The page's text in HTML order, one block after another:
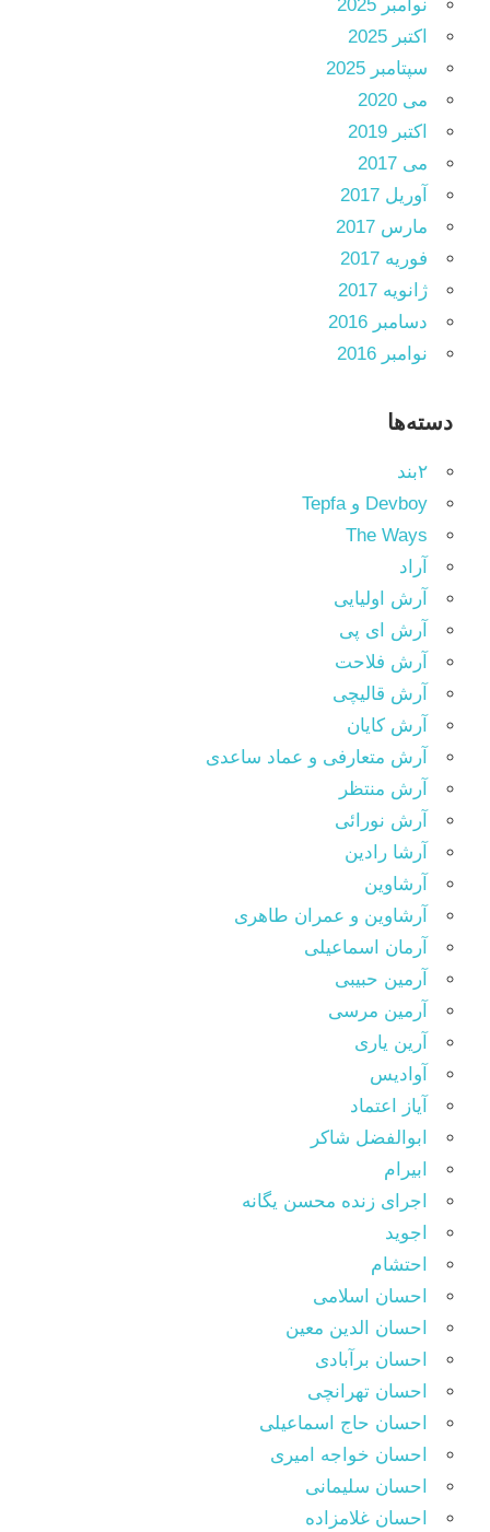
نوامبر 2025
اکتبر 2025
سپتامبر 2025
می 2020
اکتبر 2019
می 2017
آوریل 2017
مارس 2017
فوریه 2017
ژانویه 2017
دسامبر 2016
نوامبر 2016
دسته‌ها
۲بند
Devboy و Tepfa
The Ways
آراد
آرش اولیایی
آرش ای پی
آرش فلاحت
آرش قالیچی
آرش کایان
آرش متعارفی و عماد ساعدی
آرش منتظر
آرش نورائی
آرشا رادین
آرشاوین
آرشاوین و عمران طاهری
آرمان اسماعیلی
آرمین حبیبی
آرمین مرسی
آرین یاری
آوادیس
آیاز اعتماد
ابوالفضل شاکر
ابیرام
اجرای زنده محسن یگانه
اجوید
احتشام
احسان اسلامی
احسان الدین معین
احسان برآبادی
احسان تهرانچی
احسان حاج اسماعیلی
احسان خواجه امیری
احسان سلیمانی
احسان غلامزاده